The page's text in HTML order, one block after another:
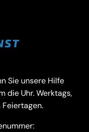
Sie unsere Hilfe
die Uhr. Werktags,